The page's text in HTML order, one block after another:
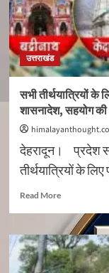
बीच
में
पहुंचा
दी
पुलिस
ने
अपनी
गाड़ी
उत्तराखंड
सभी तीर्थयात्रियों के
शासनादेश, सहयोग
देहरादून। प्रदेश
तीर्थयात्रियों के
Read MoreRead
about
सभी
तीर्थयात्रियों
के